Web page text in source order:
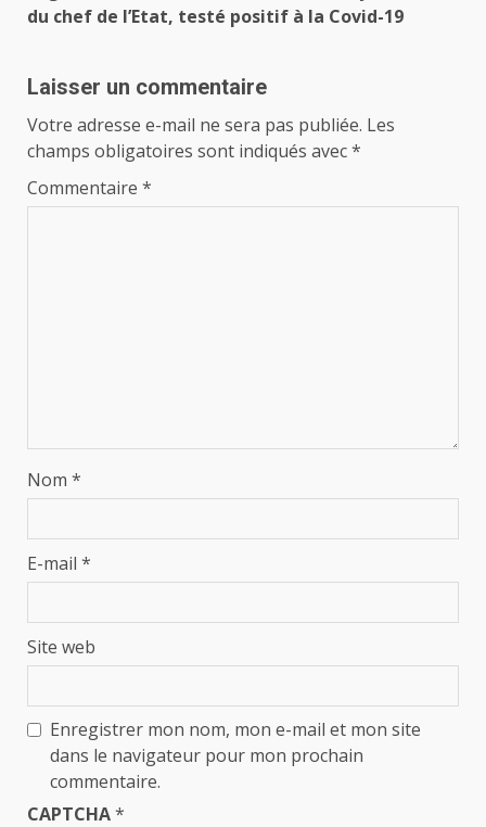
du chef de l’Etat, testé positif à la Covid-19
Laisser un commentaire
Votre adresse e-mail ne sera pas publiée. Les
champs obligatoires sont indiqués avec*
Commentaire *
Nom *
E-mail *
Site web
Enregistrer mon nom, mon e-mail et mon site
dans le navigateur pour mon prochain
commentaire.
CAPTCHA*